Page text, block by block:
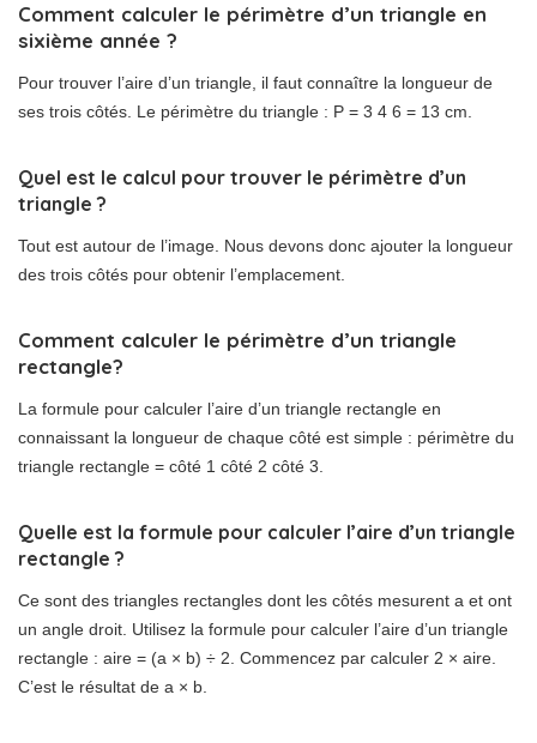
Comment calculer le périmètre d’un triangle en
sixième année ?
Pour trouver l’aire d’un triangle, il faut connaître la longueur de
ses trois côtés. Le périmètre du triangle : P = 3 4 6 = 13 cm.
Quel est le calcul pour trouver le périmètre d’un
triangle ?
Tout est autour de l’image. Nous devons donc ajouter la longueur
des trois côtés pour obtenir l’emplacement.
Comment calculer le périmètre d’un triangle
rectangle?
La formule pour calculer l’aire d’un triangle rectangle en
connaissant la longueur de chaque côté est simple : périmètre du
triangle rectangle = côté 1 côté 2 côté 3.
Quelle est la formule pour calculer l’aire d’un triangle
rectangle ?
Ce sont des triangles rectangles dont les côtés mesurent a et ont
un angle droit. Utilisez la formule pour calculer l’aire d’un triangle
rectangle : aire = (a × b) ÷ 2. Commencez par calculer 2 × aire.
C’est le résultat de a × b.